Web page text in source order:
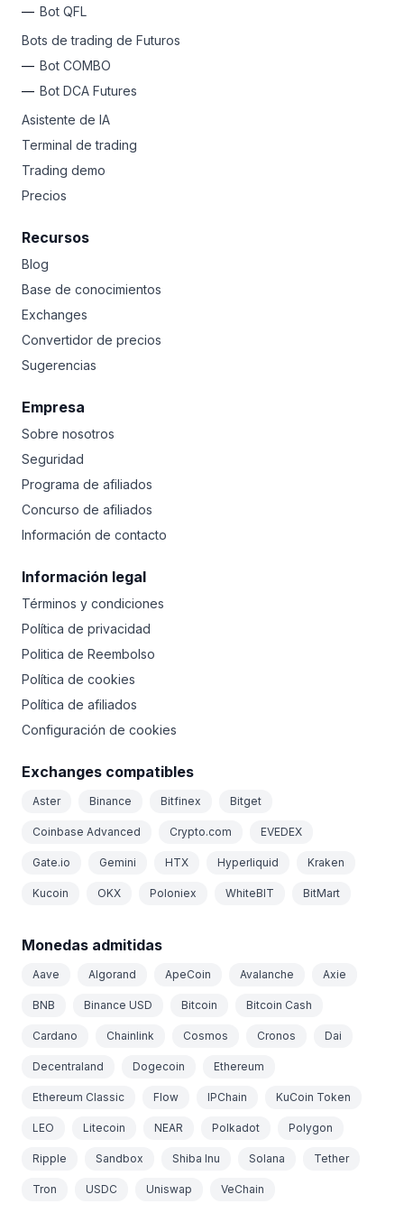
Bot QFL
Bots de trading de Futuros
Bot COMBO
Bot DCA Futures
Asistente de IA
Terminal de trading
Trading demo
Precios
Recursos
Blog
Base de conocimientos
Exchanges
Convertidor de precios
Sugerencias
Empresa
Sobre nosotros
Seguridad
Programa de afiliados
Concurso de afiliados
Información de contacto
Información legal
Términos y condiciones
Política de privacidad
Politica de Reembolso
Política de cookies
Política de afiliados
Configuración de cookies
Exchanges compatibles
Aster Binance Bitfinex Bitget
Coinbase Advanced Crypto.com EVEDEX
Gate.io Gemini HTX Hyperliquid Kraken
Kucoin OKX Poloniex WhiteBIT BitMart
Monedas admitidas
Aave Algorand ApeCoin Avalanche Axie
BNB Binance USD Bitcoin Bitcoin Cash
Cardano Chainlink Cosmos Cronos Dai
Decentraland Dogecoin Ethereum
Ethereum Classic Flow IPChain KuCoin Token
LEO Litecoin NEAR Polkadot Polygon
Ripple Sandbox Shiba Inu Solana Tether
Tron USDC Uniswap VeChain